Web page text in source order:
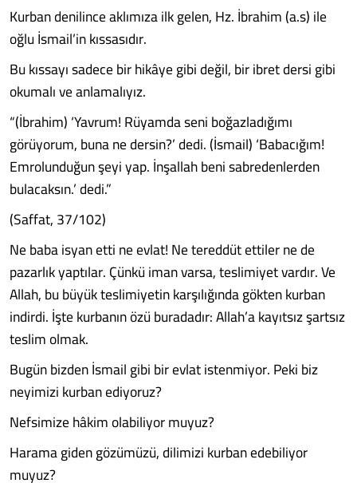
Kurban denilince aklımıza ilk gelen, Hz. İbrahim (a.s) ile
oğlu İsmail’in kıssasıdır.
Bu kıssayı sadece bir hikâye gibi değil, bir ibret dersi gibi
okumalı ve anlamalıyız.
“(İbrahim) ‘Yavrum! Rüyamda seni boğazladığımı
görüyorum, buna ne dersin?’ dedi. (İsmail) ‘Babacığım!
Emrolunduğun şeyi yap. İnşallah beni sabredenlerden
bulacaksın.’ dedi.”
(Saffat, 37/102)
Ne baba isyan etti ne evlat! Ne tereddüt ettiler ne de
pazarlık yaptılar. Çünkü iman varsa, teslimiyet vardır. Ve
Allah, bu büyük teslimiyetin karşılığında gökten kurban
indirdi. İşte kurbanın özü buradadır: Allah’a kayıtsız şartsız
teslim olmak.
Bugün bizden İsmail gibi bir evlat istenmiyor. Peki biz
neyimizi kurban ediyoruz?
Nefsimize hâkim olabiliyor muyuz?
Harama giden gözümüzü, dilimizi kurban edebiliyor
muyuz?